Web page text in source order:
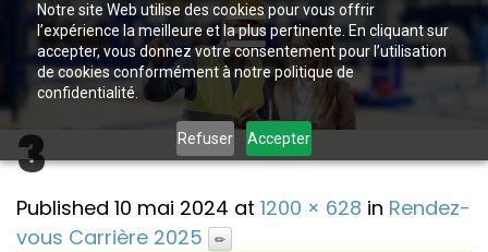
Notre site Web utilise des cookies pour vous offrir
l’expérience la meilleure et la plus pertinente. En cliquant sur
accepter, vous donnez votre consentement pour l’utilisation
de cookies conformément à notre politique de
confidentialité.
Refuser Accepter
3
Published 10 mai 2024 at 1200 × 628 in Rendez-
vous Carrière 2025